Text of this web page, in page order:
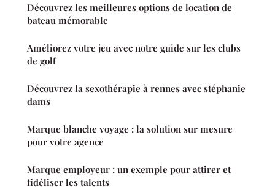
Découvrez les meilleures options de location de
bateau mémorable
Améliorez votre jeu avec notre guide sur les clubs
de golf
Découvrez la sexothérapie à rennes avec stéphanie
dams
Marque blanche voyage : la solution sur mesure
pour votre agence
Marque employeur : un exemple pour attirer et
fidéliser les talents